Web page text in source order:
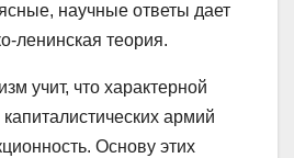
научные ответы дает
ленинская теория.
учит, что характерной
армий
Основу этих